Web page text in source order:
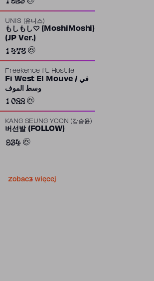
UNIS (유니스)
もしもし♡ (MoshiMoshi)
(JP Ver.)
1 478
Freekence ft. Hostile
Fi West El Mouve / في
وسط الموف
1 022
KANG SEUNG YOON (강승윤)
버선발 (FOLLOW)
934
Zobacz więcej